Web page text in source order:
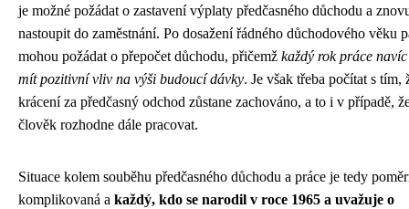
je možné požádat o zastavení výplaty předčasného důchodu a
nastoupit do zaměstnání. Po dosažení řádného důchodového věku
mohou požádat o přepočet důchodu, přičemž každý rok práce navíc
mít pozitivní vliv na výši budoucí dávky. Je však třeba počítat s tím,
krácení za předčasný odchod zůstane zachováno, a to i v případě,
člověk rozhodne dále pracovat.
Situace kolem souběhu předčasného důchodu a práce je tedy
komplikovaná a každý, kdo se narodil v roce 1965 a uvažuje o